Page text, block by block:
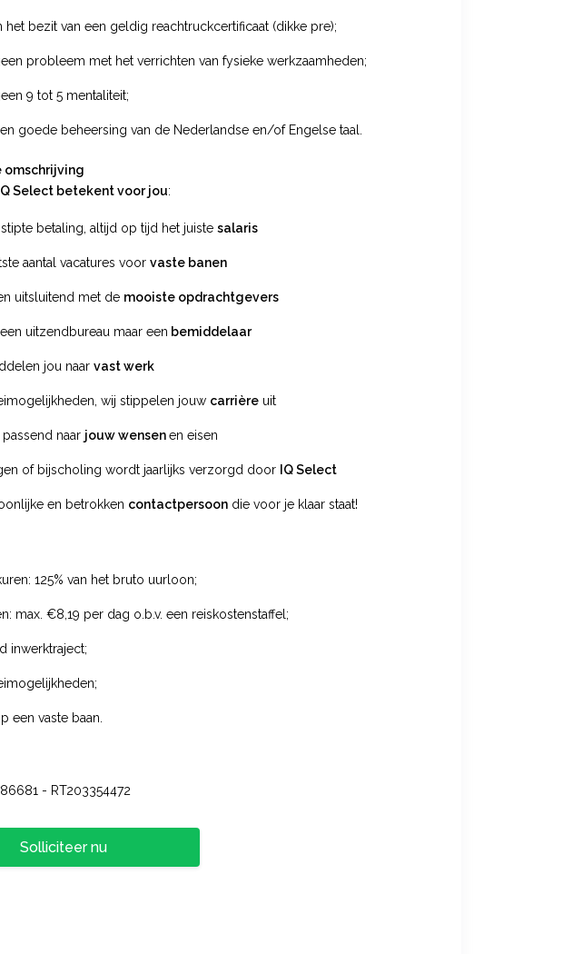
het bezit van een geldig reachtruckcertificaat (dikke pre);
probleem met het verrichten van fysieke werkzaamheden;
9 tot 5 mentaliteit;
goede beheersing van de Nederlandse en/of Engelse taal.
omschrijving
Select betekent voor jou:
stipte betaling, altijd op tijd het juiste salaris
aantal vacatures voor vaste banen
uitsluitend met de mooiste opdrachtgevers
uitzendbureau maar een bemiddelaar
jou naar vast werk
wij stippelen jouw carrièreuit
passend naar jouw wensenen eisen
of bijscholing wordt jaarlijks verzorgd door IQ Select
en betrokken contactpersoondie voor je klaar staat!
125% van het bruto uurloon;
max. €8,19 per dag o.b.v. een reiskostenstaffel;
inwerktraject;
een vaste baan.
- RT203354472
Solliciteer nu